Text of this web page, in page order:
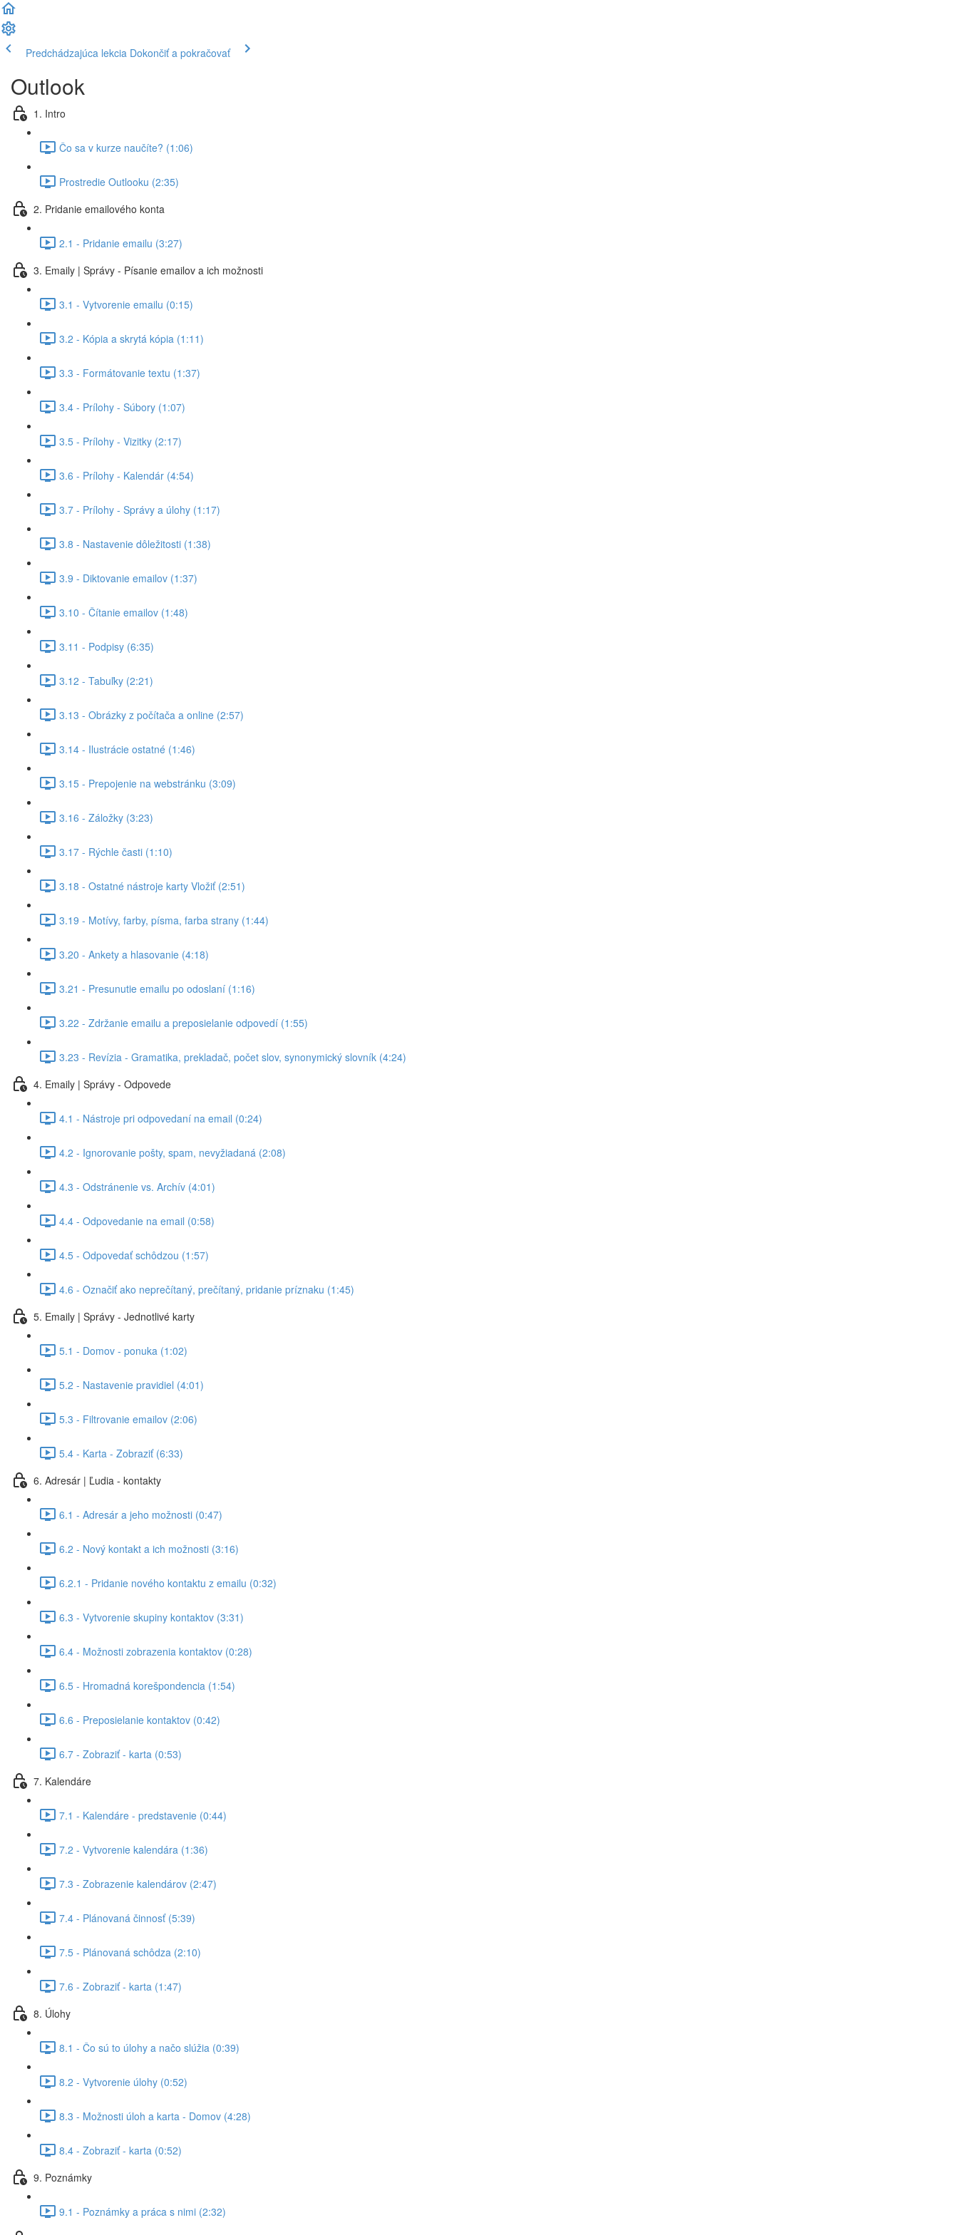
Predchádzajúca lekcia Dokončiť a pokračovať
Outlook
1. Intro
Čo sa v kurze naučíte? (1:06)
Prostredie Outlooku (2:35)
2. Pridanie emailového konta
2.1 - Pridanie emailu (3:27)
3. Emaily | Správy - Písanie emailov a ich možnosti
3.1 - Vytvorenie emailu (0:15)
3.2 - Kópia a skrytá kópia (1:11)
3.3 - Formátovanie textu (1:37)
3.4 - Prílohy - Súbory (1:07)
3.5 - Prílohy - Vizitky (2:17)
3.6 - Prílohy - Kalendár (4:54)
3.7 - Prílohy - Správy a úlohy (1:17)
3.8 - Nastavenie dôležitosti (1:38)
3.9 - Diktovanie emailov (1:37)
3.10 - Čítanie emailov (1:48)
3.11 - Podpisy (6:35)
3.12 - Tabuľky (2:21)
3.13 - Obrázky z počítača a online (2:57)
3.14 - Ilustrácie ostatné (1:46)
3.15 - Prepojenie na webstránku (3:09)
3.16 - Záložky (3:23)
3.17 - Rýchle časti (1:10)
3.18 - Ostatné nástroje karty Vložiť (2:51)
3.19 - Motívy, farby, písma, farba strany (1:44)
3.20 - Ankety a hlasovanie (4:18)
3.21 - Presunutie emailu po odoslaní (1:16)
3.22 - Zdržanie emailu a preposielanie odpovedí (1:55)
3.23 - Revízia - Gramatika, prekladač, počet slov, synonymický slovník (4:24)
4. Emaily | Správy - Odpovede
4.1 - Nástroje pri odpovedaní na email (0:24)
4.2 - Ignorovanie pošty, spam, nevyžiadaná (2:08)
4.3 - Odstránenie vs. Archív (4:01)
4.4 - Odpovedanie na email (0:58)
4.5 - Odpovedať schôdzou (1:57)
4.6 - Označiť ako neprečítaný, prečítaný, pridanie príznaku (1:45)
5. Emaily | Správy - Jednotlivé karty
5.1 - Domov - ponuka (1:02)
5.2 - Nastavenie pravidiel (4:01)
5.3 - Filtrovanie emailov (2:06)
5.4 - Karta - Zobraziť (6:33)
6. Adresár | Ľudia - kontakty
6.1 - Adresár a jeho možnosti (0:47)
6.2 - Nový kontakt a ich možnosti (3:16)
6.2.1 - Pridanie nového kontaktu z emailu (0:32)
6.3 - Vytvorenie skupiny kontaktov (3:31)
6.4 - Možnosti zobrazenia kontaktov (0:28)
6.5 - Hromadná korešpondencia (1:54)
6.6 - Preposielanie kontaktov (0:42)
6.7 - Zobraziť - karta (0:53)
7. Kalendáre
7.1 - Kalendáre - predstavenie (0:44)
7.2 - Vytvorenie kalendára (1:36)
7.3 - Zobrazenie kalendárov (2:47)
7.4 - Plánovaná činnosť (5:39)
7.5 - Plánovaná schôdza (2:10)
7.6 - Zobraziť - karta (1:47)
8. Úlohy
8.1 - Čo sú to úlohy a načo slúžia (0:39)
8.2 - Vytvorenie úlohy (0:52)
8.3 - Možnosti úloh a karta - Domov (4:28)
8.4 - Zobraziť - karta (0:52)
9. Poznámky
9.1 - Poznámky a práca s nimi (2:32)